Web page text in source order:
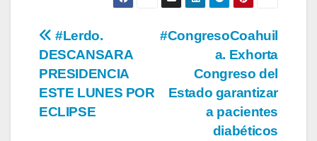
Navegación
de
entradas
#CongresoCoahuil
a. Exhorta
Congreso del
Estado garantizar
a pacientes
diabéticos
#Lerdo.
DESCANSARA
PRESIDENCIA
ESTE LUNES POR
ECLIPSE